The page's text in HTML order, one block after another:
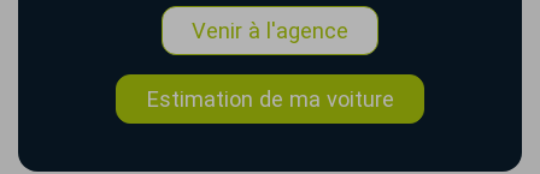
Venir à l'agence
Estimation de ma voiture